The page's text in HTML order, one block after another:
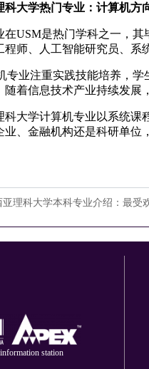
大学热门专业：计算机方
是热门学科之一，其
程师、人工智能研究员、系
业注重实践技能培养，学
随着信息技术产业持续发展
学计算机专业以系统课程
业、金融机构还是科研单位
亚理科大学本科专业介绍：最受
station